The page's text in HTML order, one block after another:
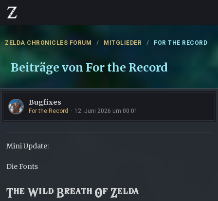
ZELDA CHRONICLES FORUM MITGLIEDER FOR THE RECORD
Beiträge von For the Record
Bugfixes
For the Record 12. Juni 2026 um 00:01
Mini Update:
Die Fonts
The Wild Breath Of Zelda